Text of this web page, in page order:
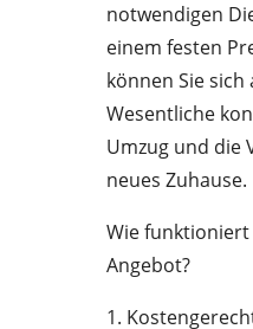
notwendigen
einem festen
können Sie sich
Wesentliche
Umzug und die
neues Zuhause.
Wie
Angebot?
1.